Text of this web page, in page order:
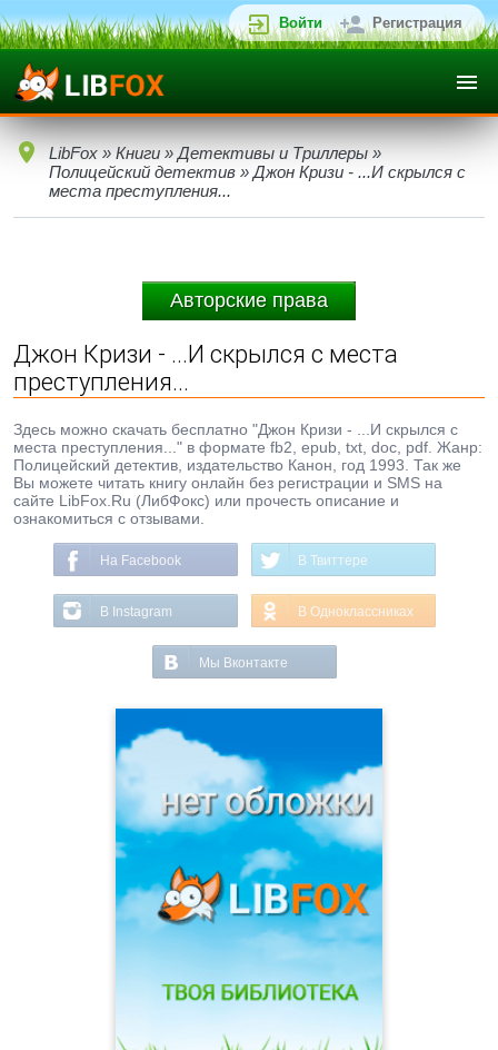
Войти Регистрация
LibFox » Книги » Детективы и Триллеры »
Полицейский детектив » Джон Кризи - ...И скрылся с
места преступления...
Авторские права
Джон Кризи - ...И скрылся с места
преступления...
Здесь можно скачать бесплатно "Джон Кризи - ...И скрылся с
места преступления..." в формате fb2, epub, txt, doc, pdf. Жанр:
Полицейский детектив, издательство Канон, год 1993. Так же
Вы можете читать книгу онлайн без регистрации и SMS на
сайте LibFox.Ru (ЛибФокс) или прочесть описание и
ознакомиться с отзывами.
На Facebook В Твиттере
В Instagram В Одноклассниках
Мы Вконтакте